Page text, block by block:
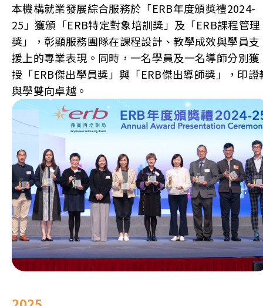
本機構就業發展綜合服務於「ERB年度頒獎禮2024-
25」獲頒「ERB特定對象培訓獎」及「ERB課程管理
獎」，彰顯服務團隊在課程設計、教學成效與學員支
援上的專業表現。同時，一名學員及一名導師分別獲
授「ERB傑出學員獎」與「ERB傑出導師獎」，印證
與學雙向卓越。